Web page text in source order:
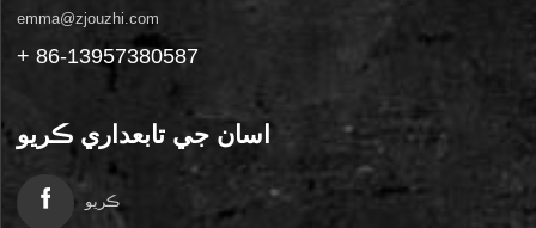
emma@zjouzhi.com
+ 86-13957380587
اسان جي تابعداري ڪريو
ڪريو